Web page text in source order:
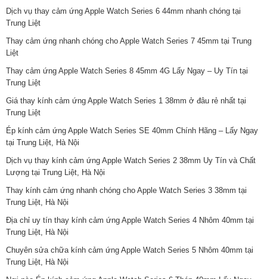
Dịch vụ thay cảm ứng Apple Watch Series 6 44mm nhanh chóng tại
Trung Liệt
Thay cảm ứng nhanh chóng cho Apple Watch Series 7 45mm tại Trung
Liệt
Thay cảm ứng Apple Watch Series 8 45mm 4G Lấy Ngay – Uy Tín tại
Trung Liệt
Giá thay kính cảm ứng Apple Watch Series 1 38mm ở đâu rẻ nhất tại
Trung Liệt
Ép kính cảm ứng Apple Watch Series SE 40mm Chính Hãng – Lấy Ngay
tại Trung Liệt, Hà Nội
Dịch vụ thay kính cảm ứng Apple Watch Series 2 38mm Uy Tín và Chất
Lượng tại Trung Liệt, Hà Nội
Thay kính cảm ứng nhanh chóng cho Apple Watch Series 3 38mm tại
Trung Liệt, Hà Nội
Địa chỉ uy tín thay kính cảm ứng Apple Watch Series 4 Nhôm 40mm tại
Trung Liệt, Hà Nội
Chuyên sửa chữa kính cảm ứng Apple Watch Series 5 Nhôm 40mm tại
Trung Liệt, Hà Nội